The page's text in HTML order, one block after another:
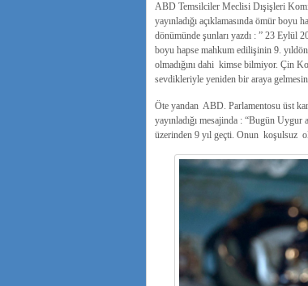
ABD Temsilciler Meclisi Dışişleri
yayınladığı açıklamasında ömür
dönümünde şunları yazdı : ” 23 Eylül
boyu hapse mahkum edilişinin 9.
olmadığını dahi kimse bilmiyor. Çin
sevdikleriyle yeniden bir araya
Öte yandan ABD. Parlamentosu üst
yayınladığı mesajinda : “Bugün
üzerinden 9 yıl geçti. Onun koşulsuz